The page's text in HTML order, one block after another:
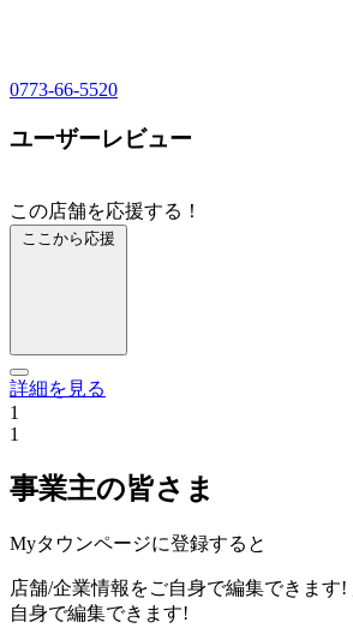
0773-66-5520
ユーザーレビュー
この店舗を応援する！
ここから応援
詳細を見る
1
1
事業主の皆さま
Myタウンページに登録すると
店舗/企業情報をご自身で編集できます!
自身で編集できます!